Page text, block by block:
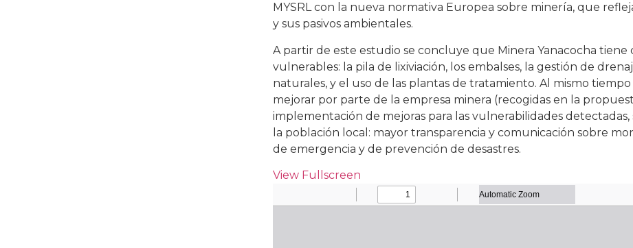
MYSRL con la nueva normativa Europea sobre minería, que
y sus pasivos ambientales.
A partir de este estudio se concluye que Minera Yanacocha
vulnerables: la pila de lixiviación, los embalses, la gestión de
naturales, y el uso de las plantas de tratamiento. Al mismo
mejorar por parte de la empresa minera (recogidas en la
implementación de mejoras para las vulnerabilidades
la población local: mayor transparencia y comunicación sobre
de emergencia y de prevención de desastres.
View Fullscreen